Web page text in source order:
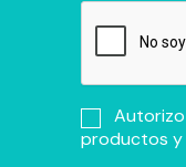
productos y